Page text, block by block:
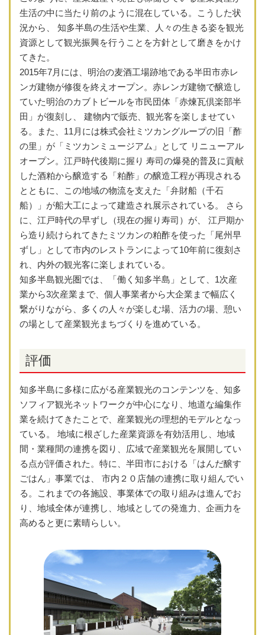
生活の中に当たり前のように混在している。こうした状
況から、 知多半島の生活や生業、人々の生きる姿を観光
資源として観光振興を行うことを方針として磨きをかけ
てきた。
2015年7月には、明治の麦酒工場跡地である半田市赤レ
ンガ建物が修復を終えオープン。赤レンガ建物で醸造し
ていた明治のカブトビールを市民団体「赤煉瓦倶楽部半
田」が復刻し、 建物内で販売、観光客を楽しませてい
る。また、11月には株式会社ミツカングループの旧「酢
の里」が「ミツカンミュージアム」として リニューアル
オープン。江戸時代後期に握り 寿司の爆発的普及に貢献
した酒粕から醸造する「粕酢」の醸造工程が再現される
とともに、この地域の物流を支えた「弁財船（千石
船）」が船大工によって建造され展示されている。 さら
に、江戸時代の早ずし（現在の握り寿司）が、 江戸期か
ら造り続けられてきたミツカンの粕酢を使った「尾州早
ずし」として市内のレストランによって10年前に復刻さ
れ、内外の観光客に楽しまれている。
知多半島観光圏では、「働く知多半島」として、1次産
業から3次産業まで、個人事業者から大企業まで幅広く
繋がりながら、多くの人々が楽しむ場、活力の場、憩い
の場として産業観光まちづくりを進めている。
評価
知多半島に多様に広がる産業観光のコンテンツを、知多
ソフィア観光ネットワークが中心になり、地道な編集作
業を続けてきたことで、産業観光の理想的モデルとなっ
ている。 地域に根ざした産業資源を有効活用し、地域
間・業種間の連携を図り、広域で産業観光を展開してい
る点が評価された。特に、半田市における「はんだ醸す
ごはん」事業では、 市内２０店舗の連携に取り組んでい
る。これまでの各施設、事業体での取り組みは進んでお
り、地域全体が連携し、地域としての発進力、企画力を
高めると更に素晴らしい。